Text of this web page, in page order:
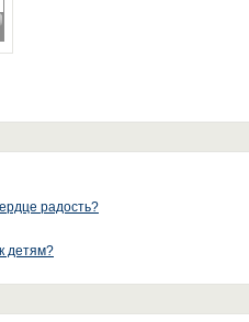
радость?
детям?